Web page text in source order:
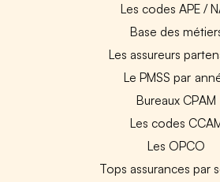
Les codes APE /
Base des
Les assureurs
Le PMSS par
Bureaux CPAM
Les codes
Les OPCO
Tops assurances par